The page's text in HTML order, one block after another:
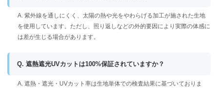
A. 紫外線を通しにくく、太陽の熱や光をやわらげる加工が施された生地
を使用しています。ただし、照り返しなどの外的要因により実際の体感に
は差が生じる場合があります。
Q. 遮熱遮光UVカットは100%保証されていますか？
A. 遮熱・遮光・UVカット率は生地単体での検査結果に基づいておりま